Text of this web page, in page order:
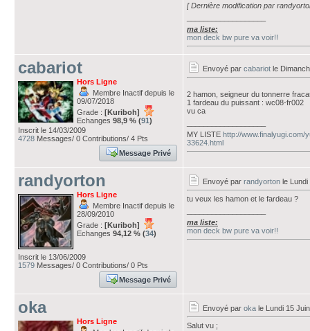
[ Dernière modification par
ma liste:
mon deck bw pure va voir!!
cabariot
Hors Ligne
Membre Inactif depuis le
09/07/2018
Grade : [Kuriboh]
Echanges 98,9 % (91)
Inscrit le 14/03/2009
4728 Messages/ 0 Contributions/ 4 Pts
Message Privé
Envoyé par cabariot le
2 hamon, seigneur du tonnerre
1 fardeau du puissant : wc08-fr002
vu ca
MY LISTE http://www.finalyugi.com/
33624.html
randyorton
Hors Ligne
Membre Inactif depuis le
28/09/2010
Grade : [Kuriboh]
Echanges 94,12 % (34)
Inscrit le 13/06/2009
1579 Messages/ 0 Contributions/ 0 Pts
Message Privé
Envoyé par randyorton le Lundi
tu veux les hamon et le fardeau ?
ma liste:
mon deck bw pure va voir!!
oka
Hors Ligne
Envoyé par oka le Lundi 15
Salut vu ;